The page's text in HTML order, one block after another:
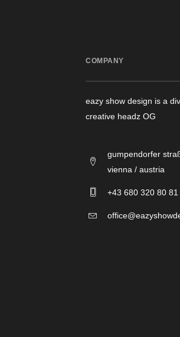
COMPANY
eazy show design is a
creative headz OG
gumpendorfer
vienna / austria
+43 680 320 80 81